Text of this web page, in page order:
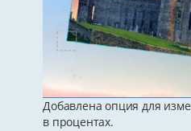
Добавлена опция для
в процентах.